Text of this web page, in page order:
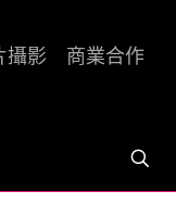
攝影 商業合作